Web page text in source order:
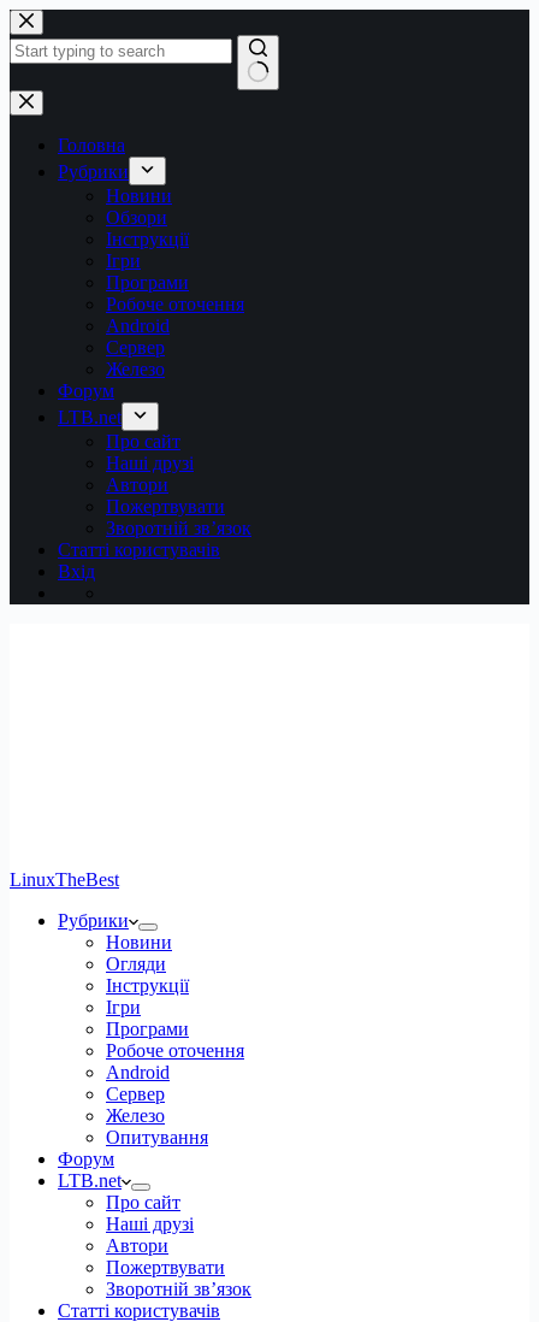
Перейти
до
вмісту
Немає
результатів
Головна
Рубрики
Новини
Обзори
Інструкції
Ігри
Програми
Робоче оточення
Android
Сервер
Железо
Форум
LTB.net
Про сайт
Наші друзі
Автори
Пожертвувати
Зворотній зв’язок
Статті користувачів
Вхід
LinuxTheBest
Рубрики
Новини
Огляди
Інструкції
Ігри
Програми
Робоче оточення
Android
Сервер
Железо
Опитування
Форум
LTB.net
Про сайт
Наші друзі
Автори
Пожертвувати
Зворотній зв’язок
Статті користувачів